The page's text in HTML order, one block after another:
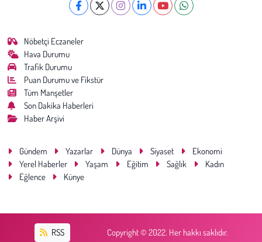
Nöbetçi Eczaneler
Hava Durumu
Trafik Durumu
Puan Durumu ve Fikstür
Tüm Manşetler
Son Dakika Haberleri
Haber Arşivi
Gündem Yazarlar Dünya Siyaset
Ekonomi
Yerel Haberler
Yaşam Eğitim Sağlık
Kadın
Eğlence
Künye
RSS Copyright © 2022. Her hakkı saklıdır.